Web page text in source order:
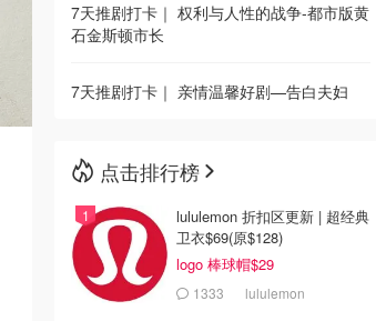
7天推剧打卡｜ 权利与人性的战争-都市版黄
石金斯顿市长
7天推剧打卡｜ 亲情温馨好剧—告白夫妇
点击排行榜
lululemon 折扣区更新 | 超经典
卫衣$69(原$128)
logo 棒球帽$29
1333 lululemon